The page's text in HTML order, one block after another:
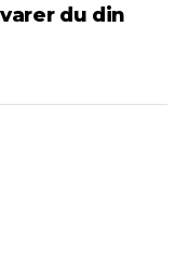
du din